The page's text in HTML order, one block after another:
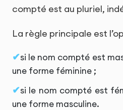
compté est au pluriel,
La règle principale est
si le nom compté est
une forme féminine ;
si le nom compté est
une forme masculine.